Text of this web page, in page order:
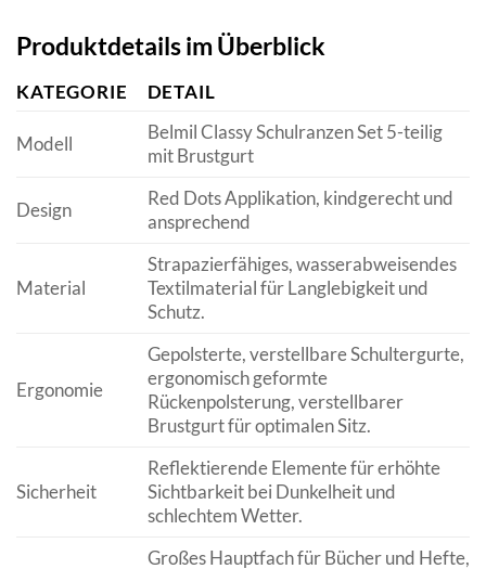
Produktdetails im Überblick
KATEGORIE DETAIL
Modell
Belmil Classy Schulranzen Set 5-teilig
mit Brustgurt
Design
Red Dots Applikation, kindgerecht und
ansprechend
Material
Strapazierfähiges, wasserabweisendes
Textilmaterial für Langlebigkeit und
Schutz.
Ergonomie
Gepolsterte, verstellbare Schultergurte,
ergonomisch geformte
Rückenpolsterung, verstellbarer
Brustgurt für optimalen Sitz.
Sicherheit
Reflektierende Elemente für erhöhte
Sichtbarkeit bei Dunkelheit und
schlechtem Wetter.
Großes Hauptfach für Bücher und Hefte,